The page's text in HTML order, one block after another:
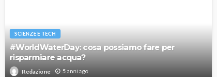
SCIENZE E TECH
#WorldWaterDay: cosa possiamo fare per
risparmiare acqua?
Redazione 5 anni ago